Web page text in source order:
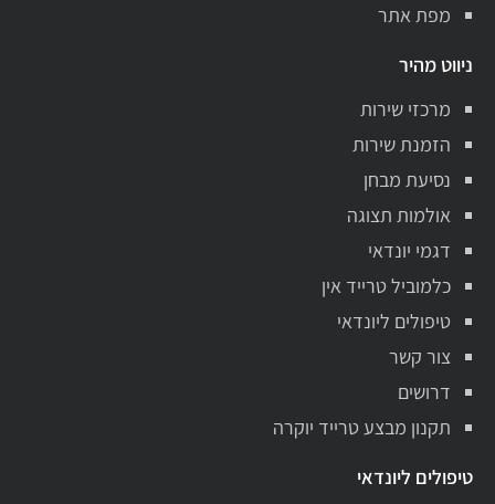
מפת אתר
ניווט מהיר
מרכזי שירות
הזמנת שירות
נסיעת מבחן
אולמות תצוגה
דגמי יונדאי
כלמוביל טרייד אין
טיפולים ליונדאי
צור קשר
דרושים
תקנון מבצע טרייד יוקרה
טיפולים ליונדאי